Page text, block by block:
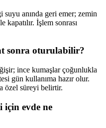
anında geri emer; zemin
İşlem sonrası
sonra oturulabilir?
ince kumaşlar çoğunlukla
gün kullanıma hazır olur.
özel süreyi belirtir.
için evde ne